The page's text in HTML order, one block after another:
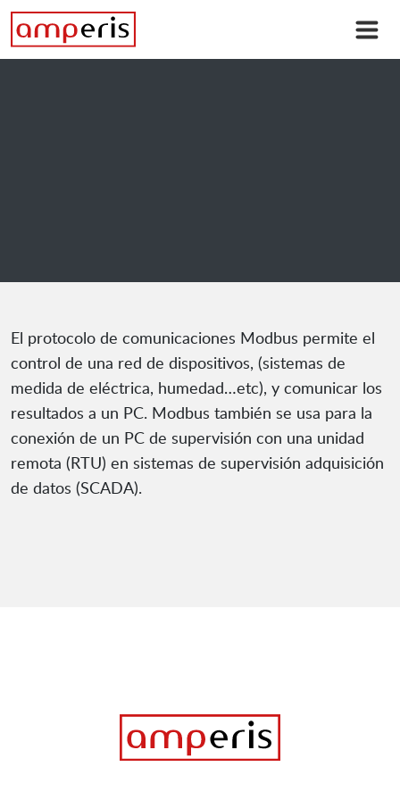
El protocolo de comunicaciones Modbus permite el
control de una red de dispositivos, (sistemas de
medida de eléctrica, humedad…etc), y comunicar los
resultados a un PC. Modbus también se usa para la
conexión de un PC de supervisión con una unidad
remota (RTU) en sistemas de supervisión adquisición
de datos (SCADA).